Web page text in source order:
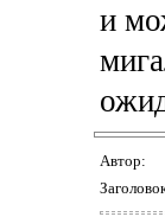
и
Автор: